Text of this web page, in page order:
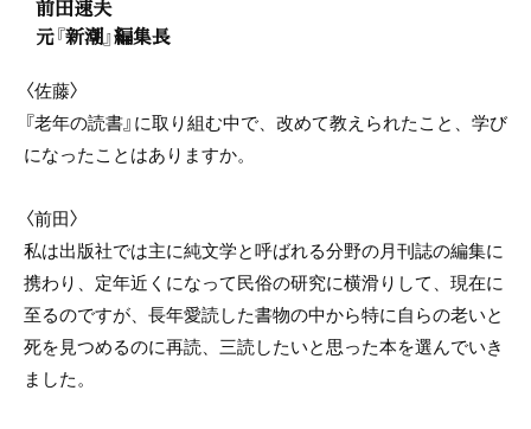
前田速夫
元『新潮』編集長
〈佐藤〉
『老年の読書』に取り組む中で、改めて教えられたこと、学び
になったことはありますか。
〈前田〉
私は出版社では主に純文学と呼ばれる分野の月刊誌の編集に
携わり、定年近くになって民俗の研究に横滑りして、現在に
至るのですが、長年愛読した書物の中から特に自らの老いと
死を見つめるのに再読、三読したいと思った本を選んでいき
ました。